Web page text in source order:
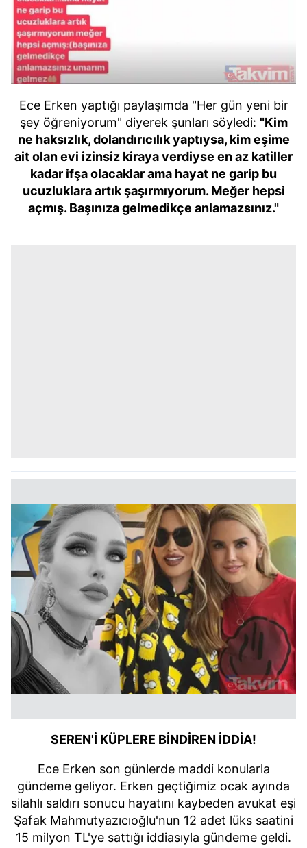
Ece Erken yaptığı paylaşımda "Her gün yeni bir
şey öğreniyorum" diyerek şunları söyledi: "Kim
ne haksızlık, dolandırıcılık yaptıysa, kim eşime
ait olan evi izinsiz kiraya verdiyse en az katiller
kadar ifşa olacaklar ama hayat ne garip bu
ucuzluklara artık şaşırmıyorum. Meğer hepsi
açmış. Başınıza gelmedikçe anlamazsınız."
SEREN'İ KÜPLERE BİNDİREN İDDİA!
Ece Erken son günlerde maddi konularla
gündeme geliyor. Erken geçtiğimiz ocak ayında
silahlı saldırı sonucu hayatını kaybeden avukat eşi
Şafak Mahmutyazıcıoğlu'nun 12 adet lüks saatini
15 milyon TL'ye sattığı iddiasıyla gündeme geldi.